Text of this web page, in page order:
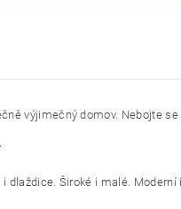
výjimečný domov. Nebojte
dlaždice. Široké i malé.